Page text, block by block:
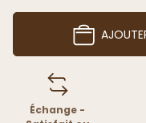
Échange -